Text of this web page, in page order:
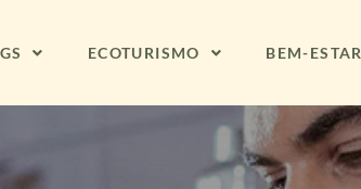
ECOTURISMO BEM-ESTAR